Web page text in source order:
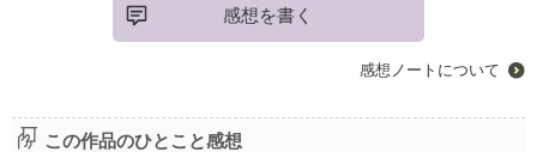
感想を書く
感想ノートについて
この作品のひとこと感想